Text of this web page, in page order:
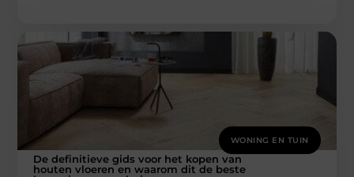
WONING EN TUIN
De definitieve gids voor het kopen van
houten vloeren en waarom dit de beste